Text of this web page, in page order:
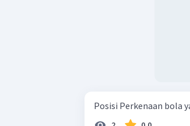
Posisi Perkenaan bola